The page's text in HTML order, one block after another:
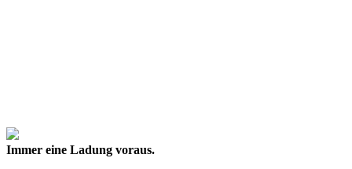
Immer eine Ladung voraus.